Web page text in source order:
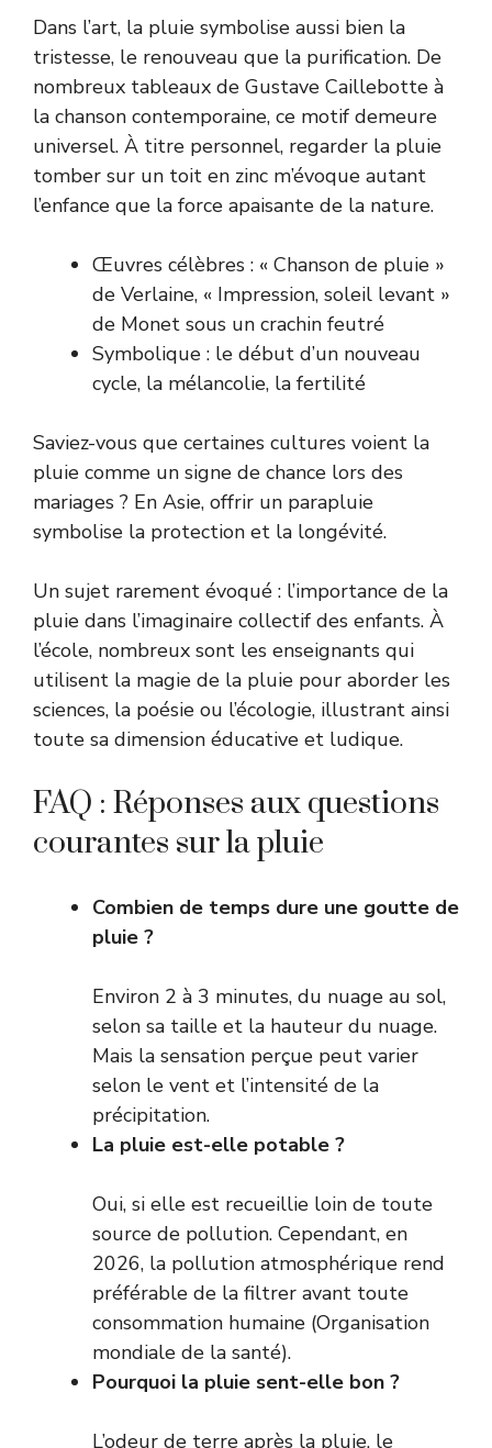
Dans l’art, la pluie symbolise aussi bien la
tristesse, le renouveau que la purification. De
nombreux tableaux de Gustave Caillebotte à
la chanson contemporaine, ce motif demeure
universel. À titre personnel, regarder la pluie
tomber sur un toit en zinc m’évoque autant
l’enfance que la force apaisante de la nature.
Œuvres célèbres : « Chanson de pluie »
de Verlaine, « Impression, soleil levant »
de Monet sous un crachin feutré
Symbolique : le début d’un nouveau
cycle, la mélancolie, la fertilité
Saviez-vous que certaines cultures voient la
pluie comme un signe de chance lors des
mariages ? En Asie, offrir un parapluie
symbolise la protection et la longévité.
Un sujet rarement évoqué : l’importance de la
pluie dans l’imaginaire collectif des enfants. À
l’école, nombreux sont les enseignants qui
utilisent la magie de la pluie pour aborder les
sciences, la poésie ou l’écologie, illustrant ainsi
toute sa dimension éducative et ludique.
FAQ : Réponses aux questions
courantes sur la pluie
Combien de temps dure une goutte de
pluie ?
Environ 2 à 3 minutes, du nuage au sol,
selon sa taille et la hauteur du nuage.
Mais la sensation perçue peut varier
selon le vent et l’intensité de la
précipitation.
La pluie est-elle potable ?
Oui, si elle est recueillie loin de toute
source de pollution. Cependant, en
2026, la pollution atmosphérique rend
préférable de la filtrer avant toute
consommation humaine (Organisation
mondiale de la santé).
Pourquoi la pluie sent-elle bon ?
L’odeur de terre après la pluie, le